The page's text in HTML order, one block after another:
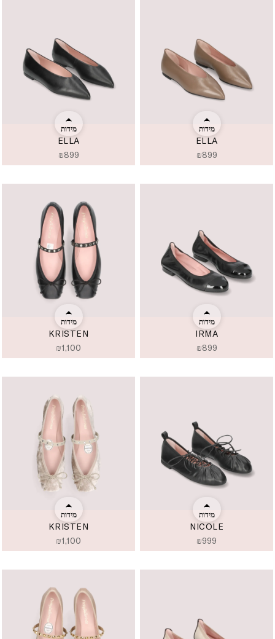
ELLA
₪899
מידות
ELLA
₪899
מידות
KRISTEN
₪1,100
מידות
IRMA
₪899
מידות
KRISTEN
₪1,100
מידות
NICOLE
₪999
מידות